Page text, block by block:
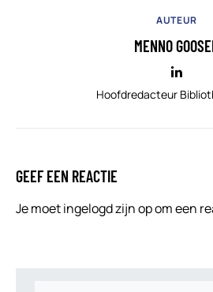
AUTEUR
MENNO
Hoofdredacteur
GEEF EEN REACTIE
Je moetingelogd zijn opom een